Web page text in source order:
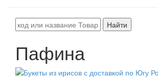
Найти
Пафина